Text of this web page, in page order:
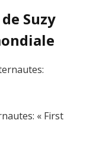
Suzy
« First